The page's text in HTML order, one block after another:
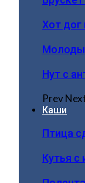
Хот дог
Нут с
Prev
Каши
Птица
Кутья